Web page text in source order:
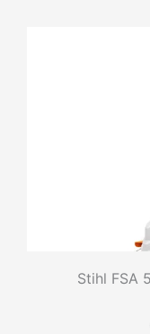
Stihl FSA